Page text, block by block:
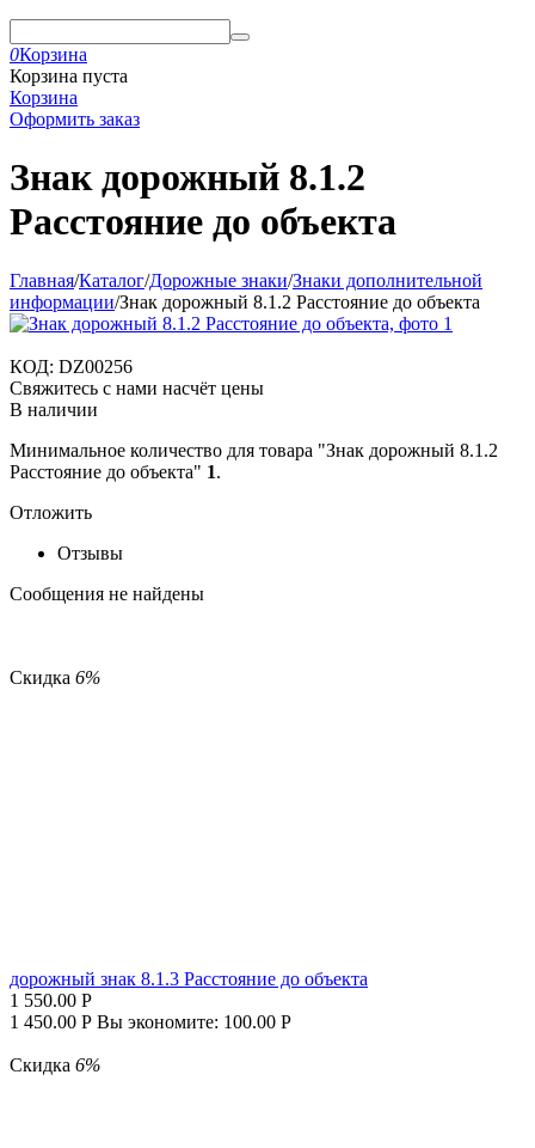
0Корзина
Корзина пуста
Корзина
Оформить заказ
Знак дорожный 8.1.2
Расстояние до объекта
Главная/Каталог/Дорожные знаки/Знаки дополнительной
информации/Знак дорожный 8.1.2 Расстояние до объекта
КОД: DZ00256
Свяжитесь с нами насчёт цены
В наличии
Минимальное количество для товара "Знак дорожный 8.1.2
Расстояние до объекта" 1.
Отложить
Отзывы
Сообщения не найдены
Скидка 6%
дорожный знак 8.1.3 Расстояние до объекта
1 550.00 Р
1 450.00 Р Вы экономите: 100.00 Р
Скидка 6%